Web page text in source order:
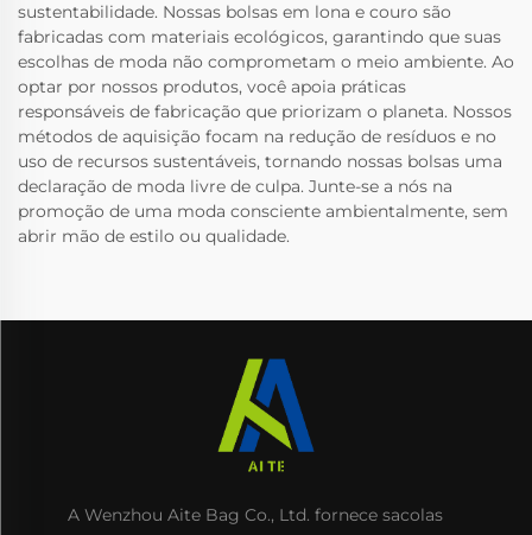
sustentabilidade. Nossas bolsas em lona e couro são
fabricadas com materiais ecológicos, garantindo que suas
escolhas de moda não comprometam o meio ambiente. Ao
optar por nossos produtos, você apoia práticas
responsáveis de fabricação que priorizam o planeta. Nossos
métodos de aquisição focam na redução de resíduos e no
uso de recursos sustentáveis, tornando nossas bolsas uma
declaração de moda livre de culpa. Junte-se a nós na
promoção de uma moda consciente ambientalmente, sem
abrir mão de estilo ou qualidade.
A Wenzhou Aite Bag Co., Ltd. fornece sacolas